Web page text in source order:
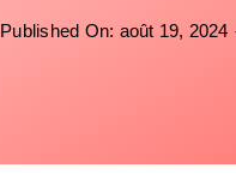
Published On: août 19, 2024